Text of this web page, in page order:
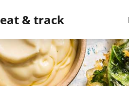
eat & track